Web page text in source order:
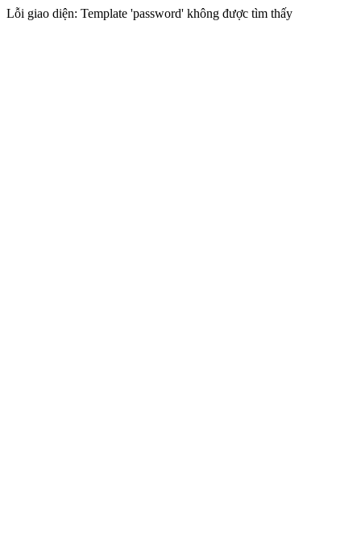
Lỗi giao diện: Template 'password' không được tìm thấy